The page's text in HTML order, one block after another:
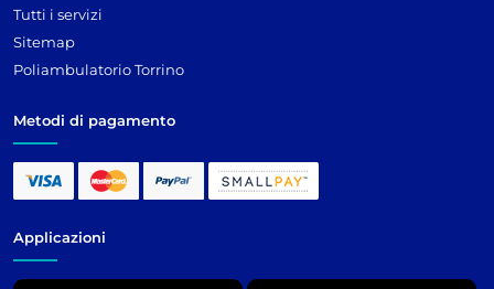
Tutti i servizi
Sitemap
Poliambulatorio Torrino
Metodi di pagamento
Applicazioni